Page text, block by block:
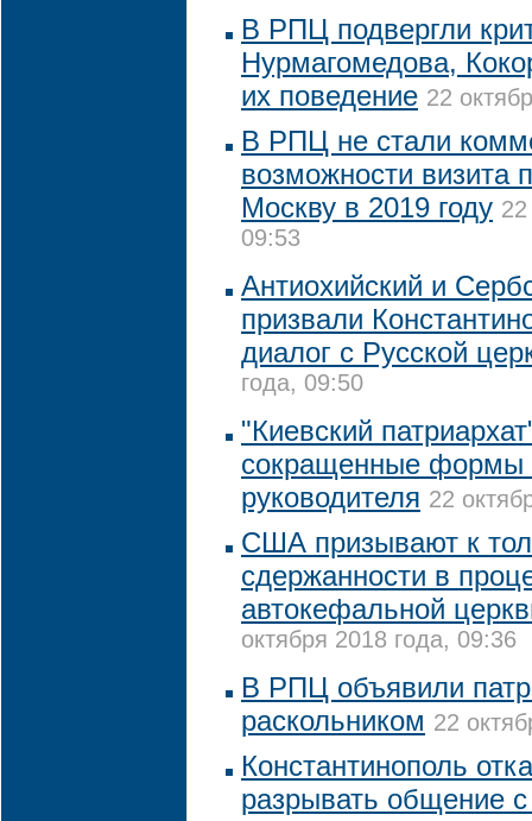
В РПЦ подвергли
Нурмагомедова,
их поведение 22
В РПЦ не стали
возможности визита
Москву в 2019 году
09:53
Антиохийский и
призвали
диалог с Русской
года, 09:50
"Киевский
сокращенные формы
руководителя 22
США призывают к
сдержанности в
автокефальной
октября 2018 года, 09:36
В РПЦ объявили
раскольником 22
Константинополь
разрывать общение